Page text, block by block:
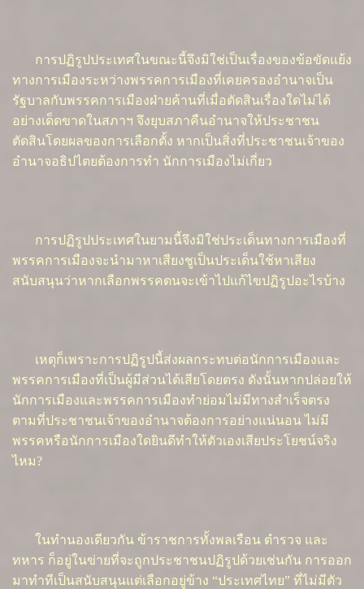
การปฏิรูปประเทศในขณะนี้จึงมิใช่เป็นเรื่องของข้อขัดแย้ง
ทางการเมืองระหว่างพรรคการเมืองที่เคยครองอำนาจเป็น
รัฐบาลกับพรรคการเมืองฝ่ายค้านที่เมื่อตัดสินเรื่องใดไม่ได้
อย่างเด็ดขาดในสภาฯ จึงยุบสภาคืนอำนาจให้ประชาชน
ตัดสินโดยผลของการเลือกตั้ง หากเป็นสิ่งที่ประชาชนเจ้าของ
อำนาจอธิปไตยต้องการทำ นักการเมืองไม่เกี่ยว
การปฏิรูปประเทศในยามนี้จึงมิใช่ประเด็นทางการเมืองที่
พรรคการเมืองจะนำมาหาเสียงชูเป็นประเด็นใช้หาเสียง
สนับสนุนว่าหากเลือกพรรคตนจะเข้าไปแก้ไขปฏิรูปอะไรบ้าง
เหตุก็เพราะการปฏิรูปนี้ส่งผลกระทบต่อนักการเมืองและ
พรรคการเมืองที่เป็นผู้มีส่วนได้เสียโดยตรง ดังนั้นหากปล่อยให้
นักการเมืองและพรรคการเมืองทำย่อมไม่มีทางสำเร็จตรง
ตามที่ประชาชนเจ้าของอำนาจต้องการอย่างแน่นอน ไม่มี
พรรคหรือนักการเมืองใดยินดีทำให้ตัวเองเสียประโยชน์จริง
ไหม?
ในทำนองเดียวกัน ข้าราชการทั้งพลเรือน ตำรวจ และ
ทหาร ก็อยู่ในข่ายที่จะถูกประชาชนปฏิรูปด้วยเช่นกัน การออก
มาทำทีเป็นสนับสนุนแต่เลือกอยู่ข้าง “ประเทศไทย” ที่ไม่มีตัว